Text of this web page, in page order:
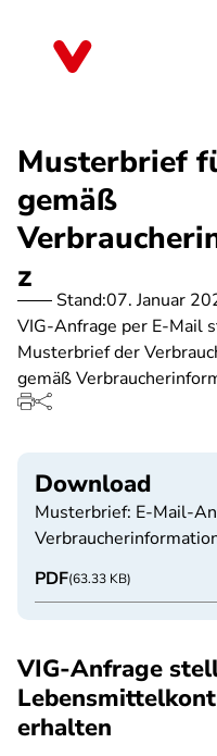
Musterbrief
gemäß
z
Stand:07. Januar
VIG-Anfrage per E-Mail
Musterbrief der
gemäß
Download
Musterbrief: E-Mail-
PDF(63.33 KB)
VIG-Anfrage
erhalten